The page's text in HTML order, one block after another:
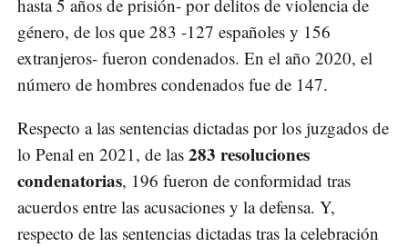
hasta 5 años de prisión- por delitos de violencia de
género, de los que 283 -127 españoles y 156
extranjeros- fueron condenados. En el año 2020, el
número de hombres condenados fue de 147.
Respecto a las sentencias dictadas por los juzgados de
lo Penal en 2021, de las 283 resoluciones
condenatorias, 196 fueron de conformidad tras
acuerdos entre las acusaciones y la defensa. Y,
respecto de las sentencias dictadas tras la celebración